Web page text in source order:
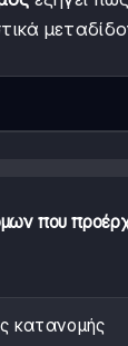
που
κατανομής